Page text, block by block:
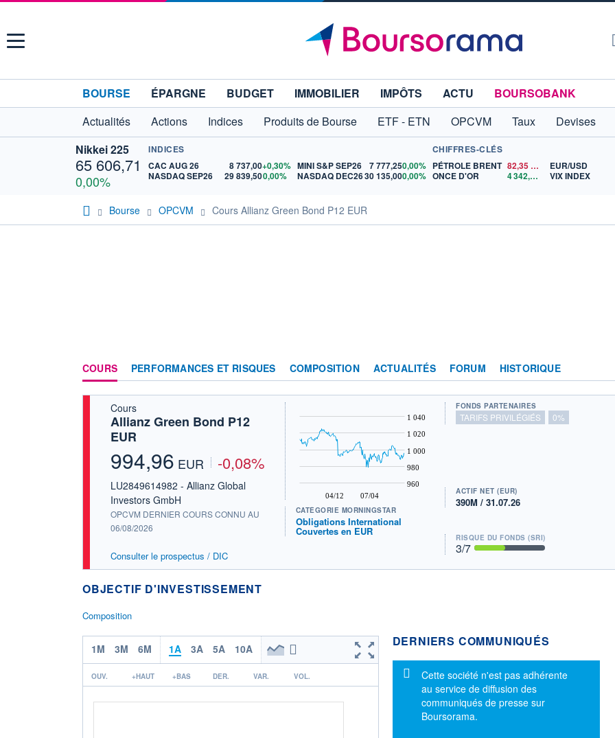
Menu
BOURSE ÉPARGNE BUDGET IMMOBILIER IMPÔTS ACTU
BOURSOBANK
Actualités
Actions Indices Produits de Bourse ETF - ETN OPCVM Taux
Devises
Nikkei 225
65 606,71
0,00%
INDICES
CAC AUG 26
8 737,00+0,30%
NASDAQ SEP26
29 839,500,00%
MINI S&P SEP26 7 777,250,00%
NASDAQ DEC2630 135,000,00%
CHIFFRES-CLÉS
PÉTROLE BRENT 82,35
ONCE D'OR
4 342,26 $US
EUR/USD
VIX INDEX
Bourse OPCVM Cours Allianz Green Bond P12 EUR
COURS PERFORMANCES ET RISQUES COMPOSITION ACTUALITÉS FORUM HISTORIQUE
Cours
Allianz Green Bond P12
EUR
994,96 EUR -0,08%
LU2849614982 - Allianz Global
Investors GmbH
OPCVM DERNIER COURS CONNU AU
06/08/2026
Consulter le prospectus / DIC
04/12 07/04
960
980
1 000
1 020
1 040
CATÉGORIE MORNINGSTAR
Obligations International
Couvertes en EUR
FONDS PARTENAIRES
TARIFS PRIVILÉGIÉS 0%
ACTIF NET (EUR)
390M / 31.07.26
RISQUE DU FONDS (SRI)
3/7
OBJECTIF D'INVESTISSEMENT
Composition
1M 3M 6M 1A 3A 5A 10A
OUV. +HAUT +BAS DER. VAR. VOL.
DERNIERS COMMUNIQUÉS
Message d'information
Cette société n'est pas adhérente
au service de diffusion des
communiqués de presse sur
Boursorama.